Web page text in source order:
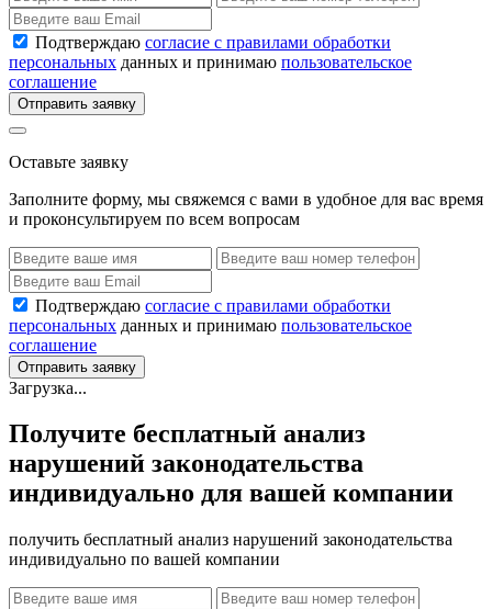
Подтверждаю согласие с правилами обработки
персональных данных и принимаю пользовательское
соглашение
Отправить заявку
Оставьте заявку
Заполните форму, мы свяжемся с вами в удобное для вас время
и проконсультируем по всем вопросам
Подтверждаю согласие с правилами обработки
персональных данных и принимаю пользовательское
соглашение
Отправить заявку
Загрузка...
Получите бесплатный анализ
нарушений законодательства
индивидуально для вашей компании
получить бесплатный анализ нарушений законодательства
индивидуально по вашей компании